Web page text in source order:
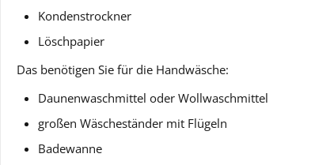
Kondenstrockner
Löschpapier
Das benötigen Sie für die Handwäsche:
Daunenwaschmittel oder Wollwaschmittel
großen Wäscheständer mit Flügeln
Badewanne